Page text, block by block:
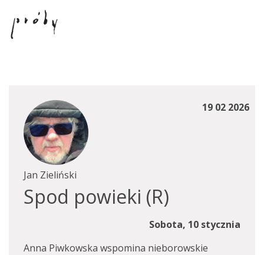
19 02 2026
Jan Zieliński
Spod powieki (R)
Sobota, 10 stycznia
Anna Piwkowska wspomina nieborowskie